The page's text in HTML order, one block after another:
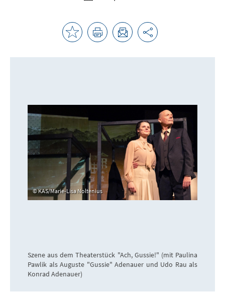
KAS/Marie-Lisa Noltenius
Szene aus dem Theaterstück "Ach, Gussie!" (mit Paulina
Pawlik als Auguste "Gussie" Adenauer und Udo Rau als
Konrad Adenauer)